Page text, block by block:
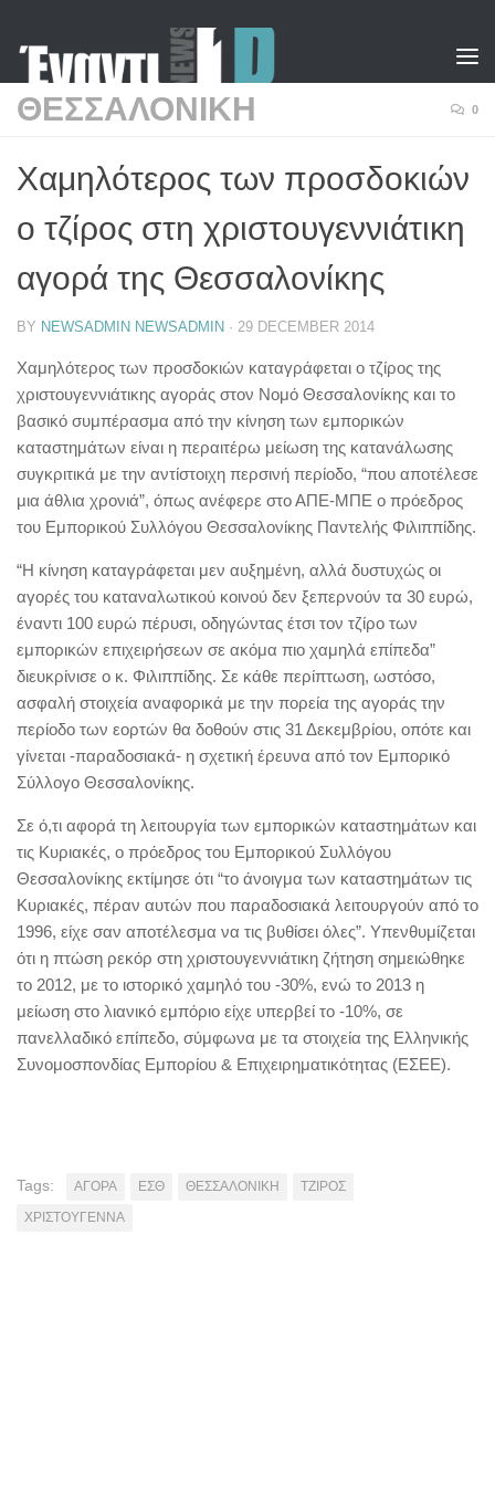
ΘΕΣΣΑΛΟΝΙΚΗ 0
Χαμηλότερος των προσδοκιών
ο τζίρος στη χριστουγεννιάτικη
αγορά της Θεσσαλονίκης
BY NEWSADMIN NEWSADMIN · 29 DECEMBER 2014
Χαμηλότερος των προσδοκιών καταγράφεται ο τζίρος της
χριστουγεννιάτικης αγοράς στον Νομό Θεσσαλονίκης και το
βασικό συμπέρασμα από την κίνηση των εμπορικών
καταστημάτων είναι η περαιτέρω μείωση της κατανάλωσης
συγκριτικά με την αντίστοιχη περσινή περίοδο, “που αποτέλεσε
μια άθλια χρονιά”, όπως ανέφερε στο ΑΠΕ-ΜΠΕ ο πρόεδρος
του Εμπορικού Συλλόγου Θεσσαλονίκης Παντελής Φιλιππίδης.
“Η κίνηση καταγράφεται μεν αυξημένη, αλλά δυστυχώς οι
αγορές του καταναλωτικού κοινού δεν ξεπερνούν τα 30 ευρώ,
έναντι 100 ευρώ πέρυσι, οδηγώντας έτσι τον τζίρο των
εμπορικών επιχειρήσεων σε ακόμα πιο χαμηλά επίπεδα”
διευκρίνισε ο κ. Φιλιππίδης. Σε κάθε περίπτωση, ωστόσο,
ασφαλή στοιχεία αναφορικά με την πορεία της αγοράς την
περίοδο των εορτών θα δοθούν στις 31 Δεκεμβρίου, οπότε και
γίνεται -παραδοσιακά- η σχετική έρευνα από τον Εμπορικό
Σύλλογο Θεσσαλονίκης.
Σε ό,τι αφορά τη λειτουργία των εμπορικών καταστημάτων και
τις Κυριακές, ο πρόεδρος του Εμπορικού Συλλόγου
Θεσσαλονίκης εκτίμησε ότι “το άνοιγμα των καταστημάτων τις
Κυριακές, πέραν αυτών που παραδοσιακά λειτουργούν από το
1996, είχε σαν αποτέλεσμα να τις βυθίσει όλες”. Υπενθυμίζεται
ότι η πτώση ρεκόρ στη χριστουγεννιάτικη ζήτηση σημειώθηκε
το 2012, με το ιστορικό χαμηλό του -30%, ενώ το 2013 η
μείωση στο λιανικό εμπόριο είχε υπερβεί το -10%, σε
πανελλαδικό επίπεδο, σύμφωνα με τα στοιχεία της Ελληνικής
Συνομοσπονδίας Εμπορίου & Επιχειρηματικότητας (ΕΣΕΕ).
Tags: ΑΓΟΡΑ ΕΣΘ ΘΕΣΣΑΛΟΝΙΚΗ
ΤΖΙΡΟΣ
ΧΡΙΣΤΟΥΓΕΝΝΑ